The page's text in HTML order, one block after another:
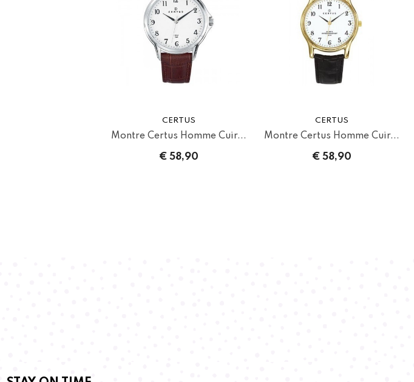
CERTUS
Montre Certus Homme Cuir...
€ 58,90
CERTUS
Montre Certus Homme Cuir...
€ 58,90